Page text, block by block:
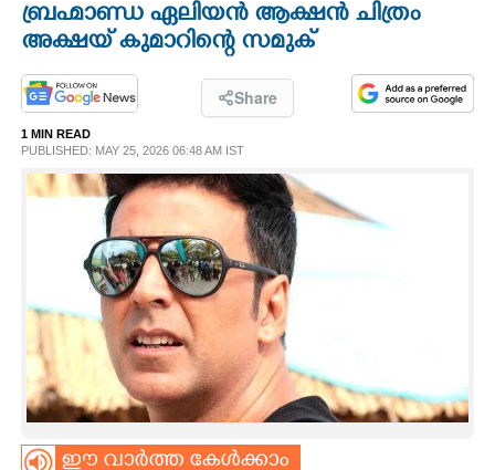
LIFESTYLE
SPIRITUAL
INFO+
ART
ASTRO
ബ്രഹ്മാണ്ഡ ഏലിയൻ ആക്ഷൻ ചിത്രം
അക്ഷയ് കുമാറിന്റെ സമുക്
Share
1 MIN READ
PUBLISHED: MAY 25, 2026 06:48 AM IST
ഈ വാർത്ത കേൾക്കാം